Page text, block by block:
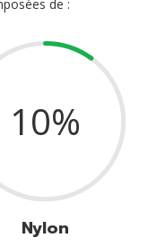
de :
10%
Nylon